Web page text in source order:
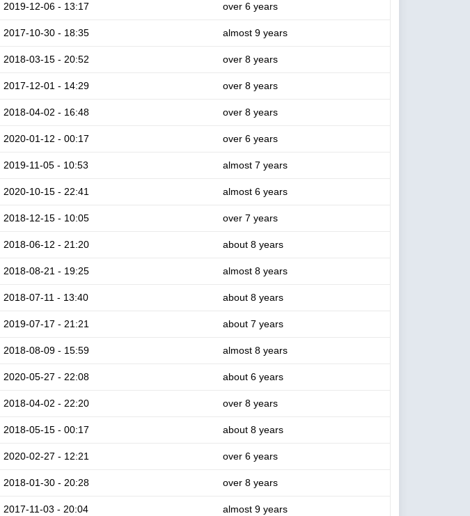
2019-12-06 - 13:17 over 6 years
2017-10-30 - 18:35 almost 9 years
2018-03-15 - 20:52 over 8 years
2017-12-01 - 14:29 over 8 years
2018-04-02 - 16:48 over 8 years
2020-01-12 - 00:17 over 6 years
2019-11-05 - 10:53 almost 7 years
2020-10-15 - 22:41 almost 6 years
2018-12-15 - 10:05 over 7 years
2018-06-12 - 21:20 about 8 years
2018-08-21 - 19:25 almost 8 years
2018-07-11 - 13:40 about 8 years
2019-07-17 - 21:21 about 7 years
2018-08-09 - 15:59 almost 8 years
2020-05-27 - 22:08 about 6 years
2018-04-02 - 22:20 over 8 years
2018-05-15 - 00:17 about 8 years
2020-02-27 - 12:21 over 6 years
2018-01-30 - 20:28 over 8 years
2017-11-03 - 20:04 almost 9 years